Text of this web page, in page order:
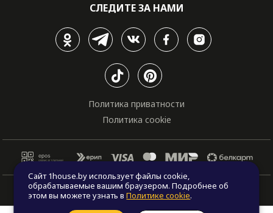
СЛЕДИТЕ ЗА НАМИ
Политика приватности
Политика cookie
© Все права защищены. "One house", 2011 - 2026
Сайт 1house.by использует файлы cookie,
обрабатываемые вашим браузером. Подробнее об
этом вы можете узнать вПолитике cookie.